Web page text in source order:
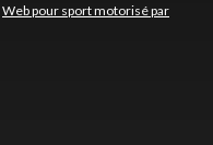
Web pour sport motorisé par